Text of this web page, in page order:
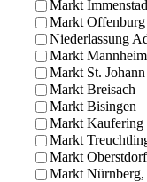
Markt
Markt Offenburg
Niederlassung
Markt Mannheim
Markt St. Johann
Markt Breisach
Markt Bisingen
Markt Kaufering
Markt
Markt Oberstdorf
Markt Nürnberg,